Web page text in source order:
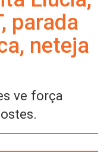
parada
neteja
ve força